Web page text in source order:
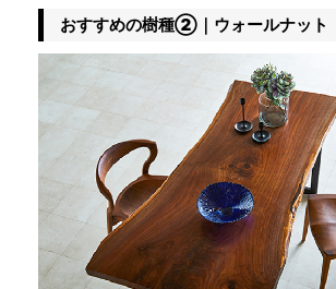
おすすめの樹種②｜ウォールナット